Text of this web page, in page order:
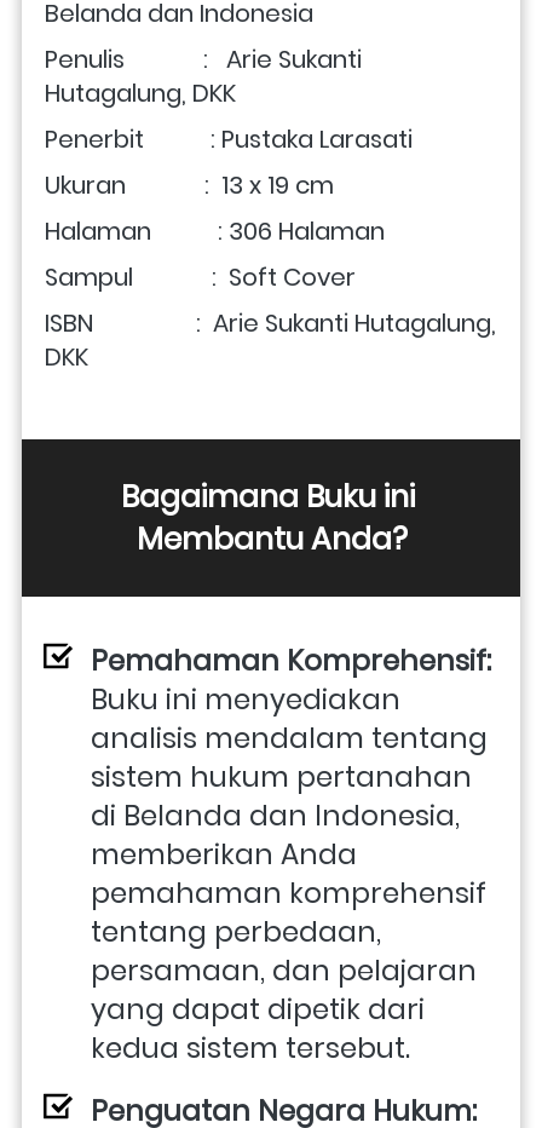
Belanda dan Indonesia
Penulis             :   Arie Sukanti
Hutagalung, DKK
Penerbit           : Pustaka Larasati
Ukuran             :  13 x 19 cm
Halaman           : 306 Halaman
Sampul             :  Soft Cover
ISBN                 : Arie Sukanti Hutagalung,
DKK
Bagaimana Buku ini
Membantu Anda?
Buku ini menyediakan
analisis mendalam tentang
sistem hukum pertanahan
di Belanda dan Indonesia,
memberikan Anda
pemahaman komprehensif
tentang perbedaan,
persamaan, dan pelajaran
yang dapat dipetik dari
kedua sistem tersebut.